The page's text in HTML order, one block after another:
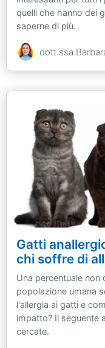
quelli che hanno dei
saperne di più.
dott.ssa
Gatti
chi soffre di
Una percentuale non
popolazione umana
l'allergia ai gatti e
impatto? Il seguente
cercate.